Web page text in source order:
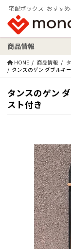
宅配ボックス おすす
検索:
商品情報
HOME 商品情報
タンスのゲン ダブルキ
タンスのゲン
スト付き